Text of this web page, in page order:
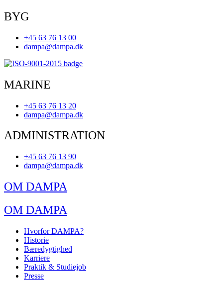
BYG
+45 63 76 13 00
dampa@dampa.dk
MARINE
+45 63 76 13 20
dampa@dampa.dk
ADMINISTRATION
+45 63 76 13 90
dampa@dampa.dk
OM DAMPA
OM DAMPA
Hvorfor DAMPA?
Historie
Bæredygtighed
Karriere
Praktik & Studiejob
Presse